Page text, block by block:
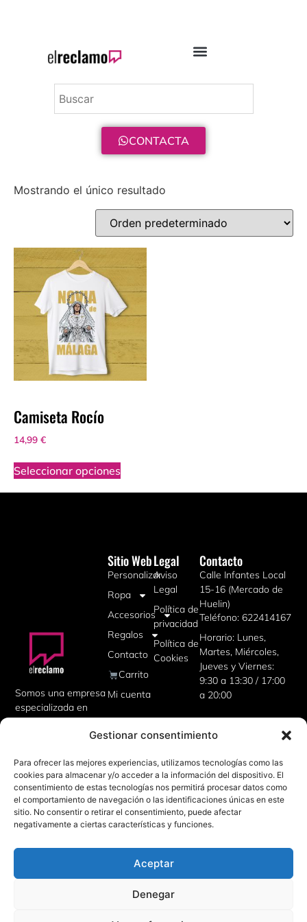
Gestionar consentimiento
Para ofrecer las mejores experiencias, utilizamos tecnologías como las
cookies para almacenar y/o acceder a la información del dispositivo. El
consentimiento de estas tecnologías nos permitirá procesar datos como
el comportamiento de navegación o las identificaciones únicas en este
sitio. No consentir o retirar el consentimiento, puede afectar
negativamente a ciertas características y funciones.
Aceptar
Denegar
CONTACTA
Mostrando el único resultado
Camiseta Rocío
14,99 €
Seleccionar opciones
Somos una empresa
especializada en
trabajo, camisetas
personalizadas,
además de regalos
corporativos para tu
empresa.
Legal
Aviso
Legal
Política de
privacidad
Política de
Cookies
Sitio Web
Personalizar
Ropa
Accesorios
Regalos
Contacto
Carrito
Mi cuenta
Contacto
Calle Infantes Local
15-16 (Mercado de
Huelin)
Teléfono: 622414167
Horario: Lunes,
Martes, Miércoles,
Jueves y Viernes:
9:30 a 13:30 / 17:00
a 20:00